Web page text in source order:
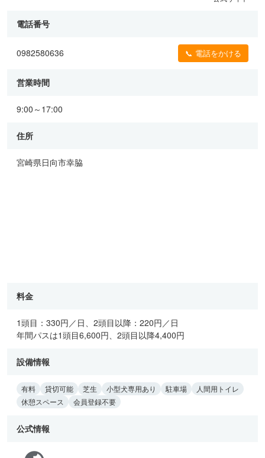
電話番号
0982580636 📞 電話をかける
営業時間
9:00～17:00
住所
宮崎県日向市幸脇
料金
1頭目：330円／日、2頭目以降：220円／日
年間パスは1頭目6,600円、2頭目以降4,400円
設備情報
有料 貸切可能 芝生 小型犬専用あり 駐車場
人間用トイレ
休憩スペース
会員登録不要
公式情報